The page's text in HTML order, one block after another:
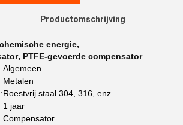
Productomschrijving
energie,
, PTFE-gevoerde compensator
Algemeen
Metalen
Roestvrij staal 304, 316, enz.
1 jaar
Compensator